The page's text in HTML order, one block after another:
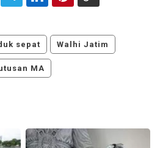
sepat Walhi Jatim
MA